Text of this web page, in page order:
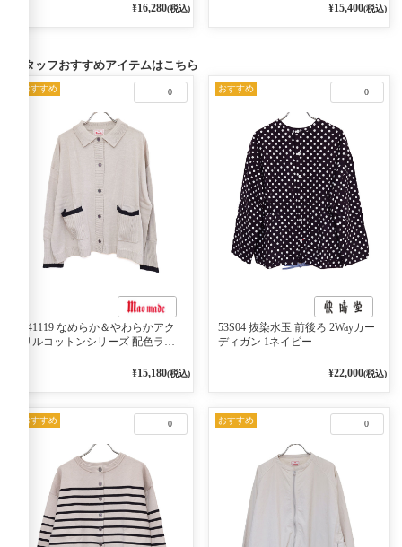
¥16,280(税込) ¥15,400(税込)
スタッフおすすめアイテムはこちら
0
おすすめ
541119 なめらか＆やわらかアク
リルコットンシリーズ 配色ライ
ン 10ベージュ×ネイビー¥15,180(税込)
0
おすすめ
53S04 抜染水玉 前後ろ 2Wayカー
ディガン 1ネイビー
¥22,000(税込)
0
おすすめ 0
おすすめ